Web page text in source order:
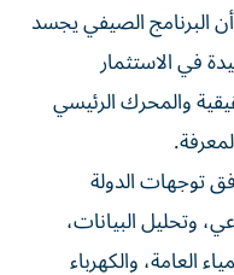
البرنامج الصيفي يجسد
في الاستثمار
والمحرك الرئيسي
توجهات الدولة
وتحليل البيانات،
العامة، والكهرباء